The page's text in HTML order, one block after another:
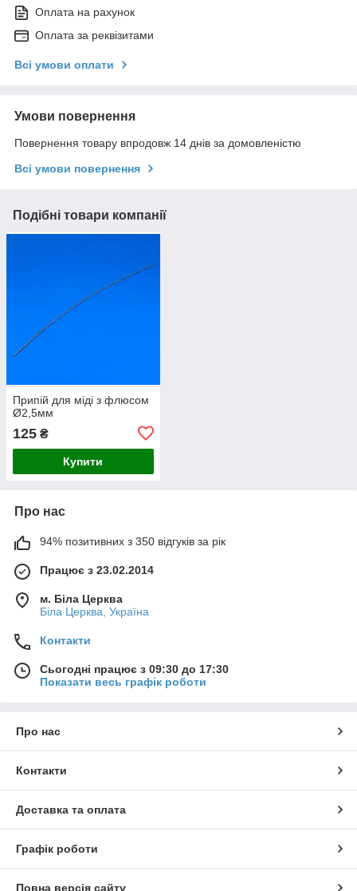
Оплата на рахунок
Оплата за реквізитами
Всі умови оплати
Умови повернення
Повернення товару впродовж 14 днів за домовленістю
Всі умови повернення
Подібні товари компанії
Припій для міді з флюсом
Ø2,5мм
125 ₴
Купити
Про нас
94% позитивних з 350 відгуків за рік
Працює з 23.02.2014
м. Біла Церква
Біла Церква, Україна
Контакти
Сьогодні працює з 09:30 до 17:30
Показати весь графік роботи
Про нас
Контакти
Доставка та оплата
Графік роботи
Повна версія сайту